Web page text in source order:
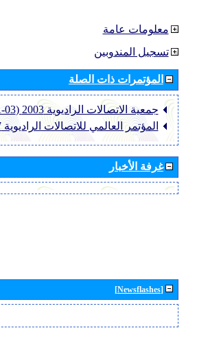
معلومات عامة
تسجيل المندوبين
المؤتمرات ذات الصلة
جمعية الاتصالات الراديوية 2003 (RA-03)
المؤتمر العالمي للاتصالات الراديوية 2007 (WRC-07)
غرفة الأخبار
[Newsflashes]